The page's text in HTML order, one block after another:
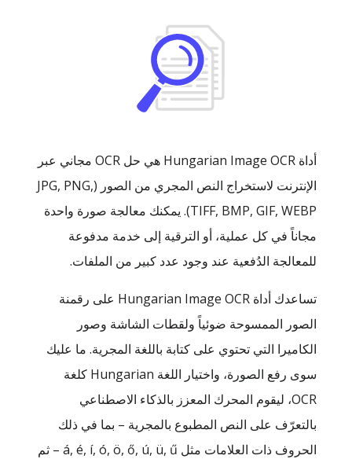
أداة Hungarian Image OCR هي حل OCR مجاني عبر
الإنترنت لاستخراج النص المجري من الصور (JPG, PNG,
TIFF, BMP, GIF, WEBP). يمكنك معالجة صورة واحدة
مجاناً في كل عملية، أو الترقية إلى خدمة مدفوعة
للمعالجة الدُفعية عند وجود عدد كبير من الملفات.
تساعدك أداة Hungarian Image OCR على رقمنة
الصور الممسوحة ضوئياً ولقطات الشاشة وصور
الكاميرا التي تحتوي على كتابة باللغة المجرية. ما عليك
سوى رفع الصورة، واختيار اللغة Hungarian كلغة
OCR، ليقوم المحرك المعزز بالذكاء الاصطناعي
بالتعرّف على النص المطبوع بالمجرية – بما في ذلك
الحروف ذات العلامات مثل á, é, í, ó, ö, ő, ú, ü, ű – ثم